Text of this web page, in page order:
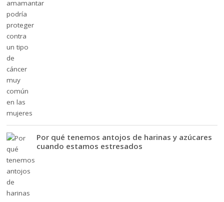
Por qué tenemos antojos de harinas y azúcares
cuando estamos estresados